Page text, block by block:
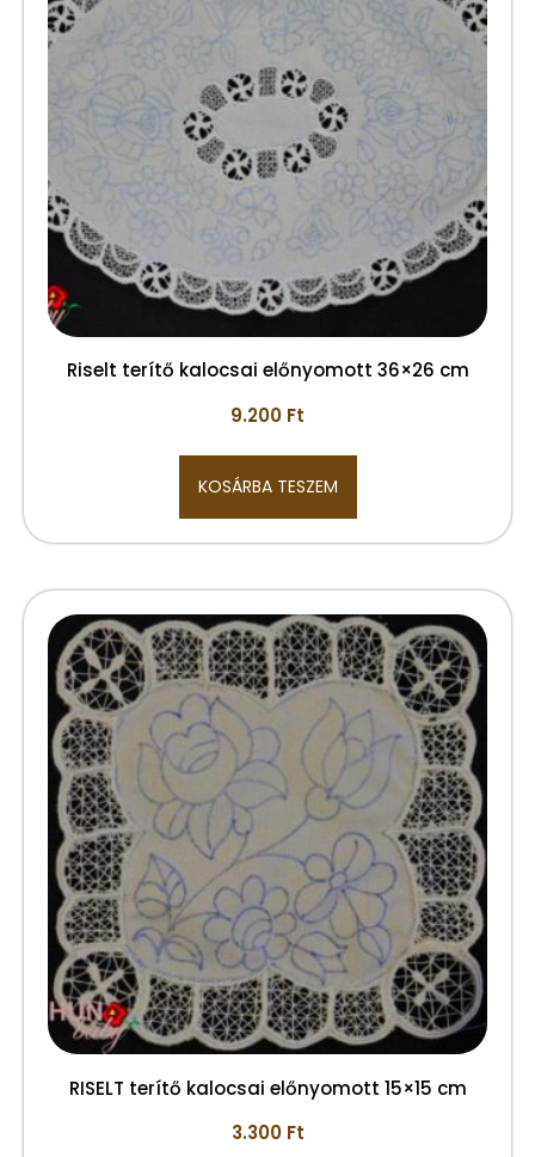
Riselt terítő kalocsai előnyomott 36×26 cm
9.200 Ft
KOSÁRBA TESZEM
RISELT terítő kalocsai előnyomott 15×15 cm
3.300 Ft